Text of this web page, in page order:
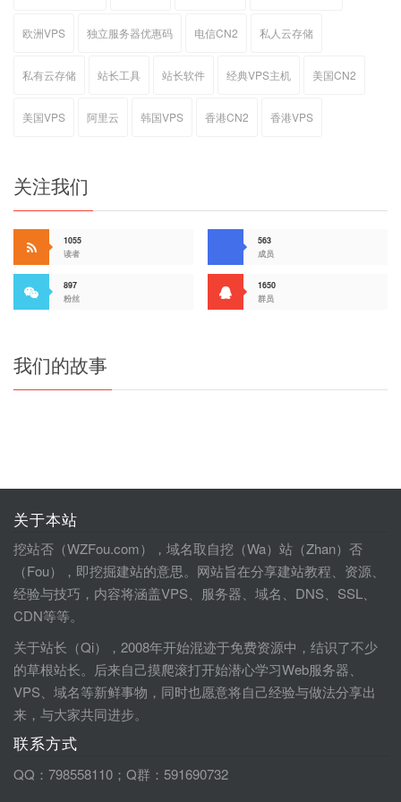
欧洲VPS 独立服务器优惠码 电信CN2 私人云存储
私有云存储 站长工具 站长软件 经典VPS主机 美国CN2
美国VPS 阿里云 韩国VPS 香港CN2 香港VPS
关注我们
1055
读者
563
成员
897
粉丝
1650
群员
我们的故事
关于本站
挖站否（WZFou.com），域名取自挖（Wa）站（Zhan）否
（Fou），即挖掘建站的意思。网站旨在分享建站教程、资源、
经验与技巧，内容将涵盖VPS、服务器、域名、DNS、SSL、
CDN等等。
关于站长（Qi），2008年开始混迹于免费资源中，结识了不少
的草根站长。后来自己摸爬滚打开始潜心学习Web服务器、
VPS、域名等新鲜事物，同时也愿意将自己经验与做法分享出
来，与大家共同进步。
联系方式
QQ：798558110；Q群：591690732